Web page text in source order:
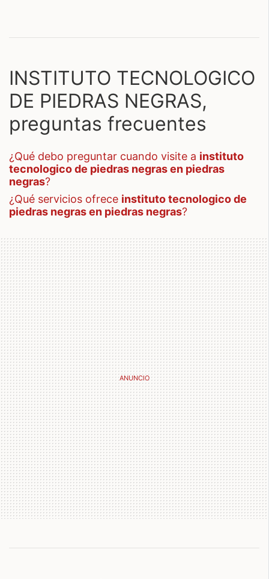
INSTITUTO TECNOLOGICO
DE PIEDRAS NEGRAS,
preguntas frecuentes
¿qué debo preguntar cuando visite a instituto
tecnologico de piedras negras en piedras
negras?
¿qué servicios ofrece instituto tecnologico de
piedras negras en piedras negras?